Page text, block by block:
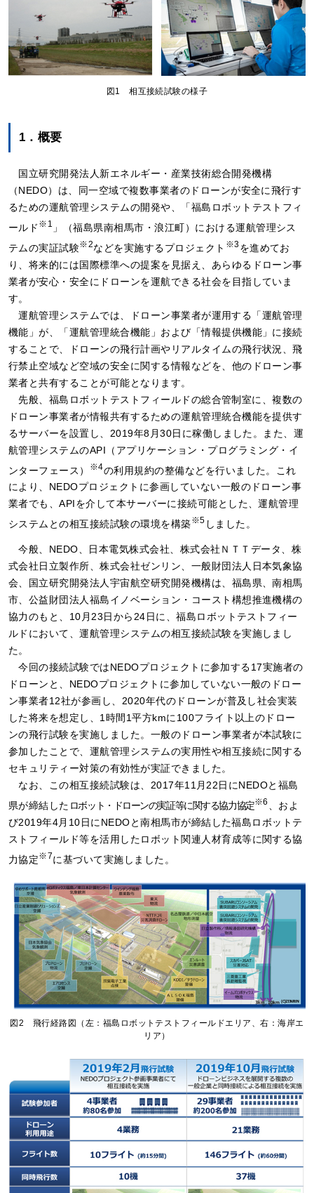
図1 相互接続試験の様子
1．概要
国立研究開発法人新エネルギー・産業技術総合開発機構
（NEDO）は、同一空域で複数事業者のドローンが安全に飛行す
るための運航管理システムの開発や、「福島ロボットテストフィ
ールド ※1
」（福島県南相馬市・浪江町）における運航管理シス
テムの実証試験※2などを実施するプロジェクト ※3を進めてお
り、将来的には国際標準への提案を見据え、あらゆるドローン事
業者が安心・安全にドローンを運航できる社会を目指していま
す。
運航管理システムでは、ドローン事業者が運用する「運航管理
機能」が、「運航管理統合機能」および「情報提供機能」に接続
することで、ドローンの飛行計画やリアルタイムの飛行状況、飛
行禁止空域など空域の安全に関する情報などを、他のドローン事
業者と共有することが可能となります。
先般、福島ロボットテストフィールドの総合管制室に、複数の
ドローン事業者が情報共有するための運航管理統合機能を提供す
るサーバーを設置し、2019年8月30日に稼働しました。また、運
航管理システムのAPI（アプリケーション・プログラミング・イ
ンターフェース）
※4の利用規約の整備などを行いました。これ
により、NEDOプロジェクトに参画していない一般のドローン事
業者でも、APIを介して本サーバーに接続可能とした、運航管理
システムとの相互接続試験の環境を構築※5 しました。
今般、NEDO、日本電気株式会社、株式会社ＮＴＴデータ、株
式会社日立製作所、株式会社ゼンリン、一般財団法人日本気象協
会、国立研究開発法人宇宙航空研究開発機構は、福島県、南相馬
市、公益財団法人福島イノベーション・コースト構想推進機構の
協力のもと、10月23日から24日に、福島ロボットテストフィー
ルドにおいて、運航管理システムの相互接続試験を実施しまし
た。
今回の接続試験ではNEDOプロジェクトに参加する17実施者の
ドローンと、NEDOプロジェクトに参加していない一般のドロー
ン事業者12社が参画し、2020年代のドローンが普及し社会実装
した将来を想定し、1時間1平方kmに100フライト以上のドロー
ンの飛行試験を実施しました。一般のドローン事業者が本試験に
参加したことで、運航管理システムの実用性や相互接続に関する
セキュリティー対策の有効性が実証できました。
なお、この相互接続試験は、2017年11月22日にNEDOと福島
県が締結した ロボット・ドローンの実証等に関する協力協定※6
、およ
び2019年4月10日にNEDOと南相馬市が締結した福島ロボットテ
ストフィールド等を活用したロボット関連人材育成等に関する協
力協定※7に基づいて実施しました。
図2 飛行経路図（左：福島ロボットテストフィールドエリア、右：海岸エ
リア）